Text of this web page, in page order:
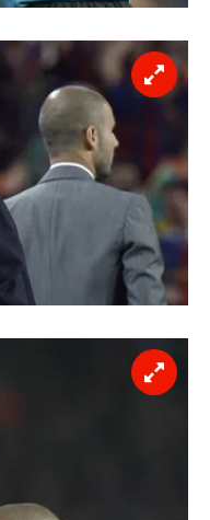
ait çerezler
çeşitli kişisel
çerezler bilgi
daha işlevsel
yönelik
amaçlarıyla
kullanılacaktır.
yer alan panel
ilişkin detaylı bilgi
Bilgilendirme
Kanunu uyarınca
okumak ve sitemizde
çerezlerle ilgili bilgi